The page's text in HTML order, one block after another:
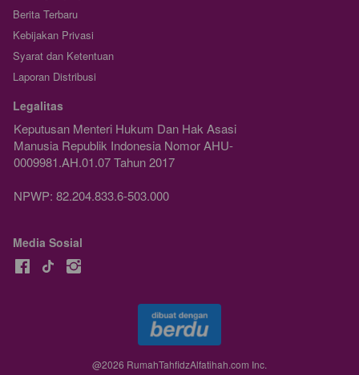
Berita Terbaru
Kebijakan Privasi
Syarat dan Ketentuan
Laporan Distribusi
Legalitas
Keputusan Menteri Hukum Dan Hak Asasi
Manusia Republik Indonesia Nomor AHU-
0009981.AH.01.07 Tahun 2017
NPWP: 82.204.833.6-503.000
Media Sosial
@2026 RumahTahfidzAlfatihah.com Inc.